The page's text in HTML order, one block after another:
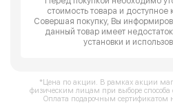
стоимость товара и доступное
Совершая покупку, Вы
данный товар имеет
установки и
*Цена по акции. В рамках акции
физическим лицам при выборе
Оплата подарочным сертификатом